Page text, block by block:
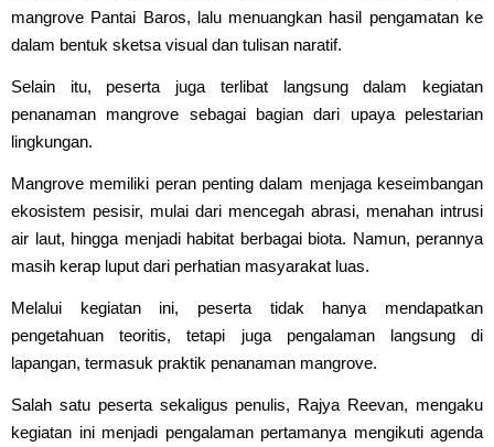
mangrove Pantai Baros, lalu menuangkan hasil pengamatan ke
dalam bentuk sketsa visual dan tulisan naratif.
Selain itu, peserta juga terlibat langsung dalam kegiatan
penanaman mangrove sebagai bagian dari upaya pelestarian
lingkungan.
Mangrove memiliki peran penting dalam menjaga keseimbangan
ekosistem pesisir, mulai dari mencegah abrasi, menahan intrusi
air laut, hingga menjadi habitat berbagai biota. Namun, perannya
masih kerap luput dari perhatian masyarakat luas.
Melalui kegiatan ini, peserta tidak hanya mendapatkan
pengetahuan teoritis, tetapi juga pengalaman langsung di
lapangan, termasuk praktik penanaman mangrove.
Salah satu peserta sekaligus penulis, Rajya Reevan, mengaku
kegiatan ini menjadi pengalaman pertamanya mengikuti agenda